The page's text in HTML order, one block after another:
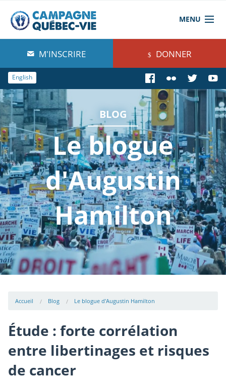
MENU
À propos de nous
Blog
Comprendre
Agir
Boutique
M'INSCRIRE DONNER
English
BLOG
Le blogue
d'Augustin
Hamilton
Accueil Blog Le blogue d'Augustin Hamilton
Étude : forte corrélation
entre libertinages et risques
de cancer